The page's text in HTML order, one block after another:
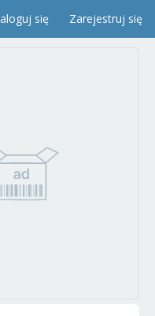
się Zarejestruj się